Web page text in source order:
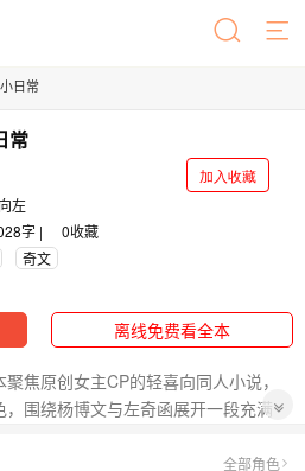
日常
常
加入收藏
左
字 | 0收藏
奇文
离线免费看全本
焦原创女主CP的轻喜向同人小说，
围绕杨博文与左奇函展开一段充满
问与隐忍不安，手机屏幕悄然亮起
全部角色